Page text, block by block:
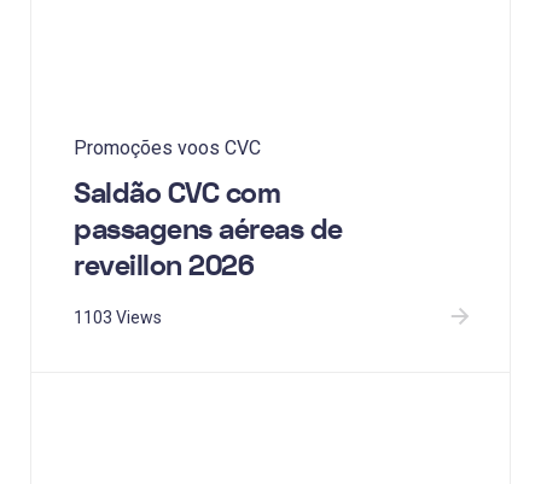
Promoções voos CVC
Saldão CVC com
passagens aéreas de
reveillon 2026
1103 Views